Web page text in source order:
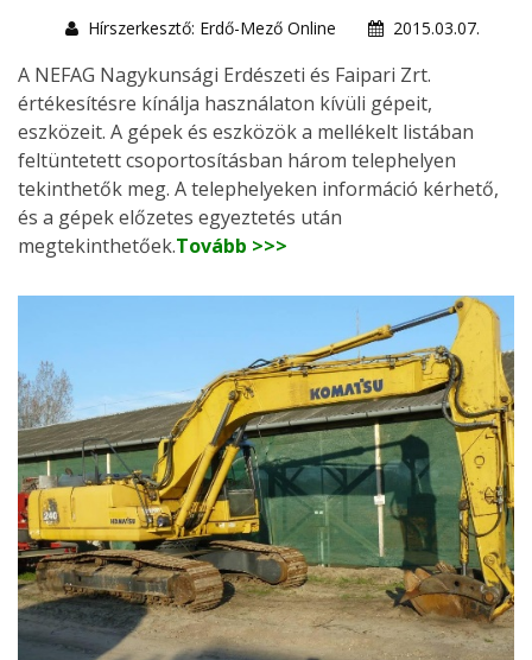
Hírszerkesztő: Erdő-Mező Online
2015.03.07.
A NEFAG Nagykunsági Erdészeti és Faipari Zrt.
értékesítésre kínálja használaton kívüli gépeit,
eszközeit. A gépek és eszközök a mellékelt listában
feltüntetett csoportosításban három telephelyen
tekinthetők meg. A telephelyeken információ kérhető,
és a gépek előzetes egyeztetés után
megtekinthetőek.Tovább >>>